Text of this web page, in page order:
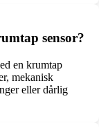
sensor?
en krumtap
mekanisk
eller dårlig